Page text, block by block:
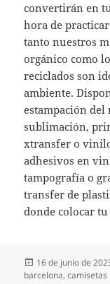
convertirán en
hora de
tanto nuestros
orgánico como
reciclados son
ambiente.
estampación
sublimación,
xtransfer o
adhesivos en
tampografía o
transfer de
donde colocar
Publicado
el
16 de junio de
barcelona,camisetas